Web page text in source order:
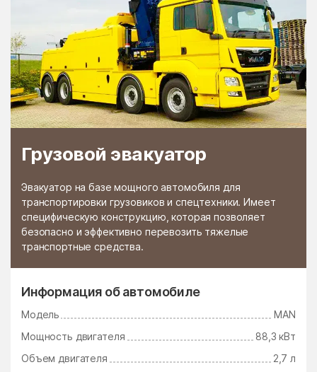
Грузовой эвакуатор
Эвакуатор на базе мощного автомобиля для
транспортировки грузовиков и спецтехники. Имеет
специфическую конструкцию, которая позволяет
безопасно и эффективно перевозить тяжелые
транспортные средства.
Информация об автомобиле
Модель
MAN
Мощность двигателя
88,3 кВт
Объем двигателя
2,7 л